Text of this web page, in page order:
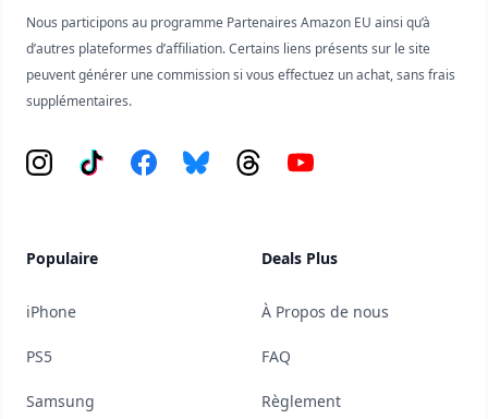
Nous participons au programme Partenaires Amazon EU ainsi qu’à
d’autres plateformes d’affiliation. Certains liens présents sur le site
peuvent générer une commission si vous effectuez un achat, sans frais
supplémentaires.
Instagram
Tiktok FacebookBlueskyThreadsYouTube
Populaire
iPhone
PS5
Samsung
Deals Plus
À Propos de nous
FAQ
Règlement